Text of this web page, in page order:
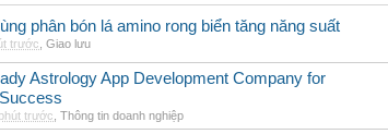
phân bón lá amino rong biển tăng năng suất
trước Giao lưu
Astrology App Development Company for
trước Thông tin doanh nghiệp